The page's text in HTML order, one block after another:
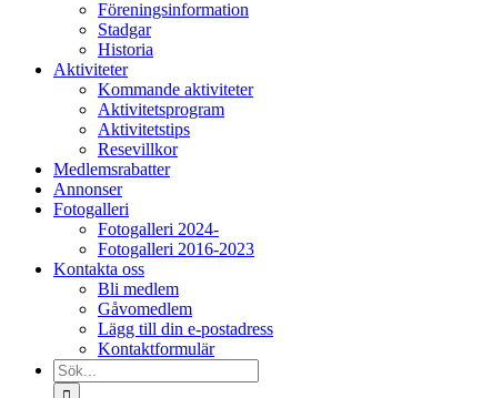
Föreningsinformation
Stadgar
Historia
Aktiviteter
Kommande aktiviteter
Aktivitetsprogram
Aktivitetstips
Resevillkor
Medlemsrabatter
Annonser
Fotogalleri
Fotogalleri 2024-
Fotogalleri 2016-2023
Kontakta oss
Bli medlem
Gåvomedlem
Lägg till din e-postadress
Kontaktformulär
Sök
efter: